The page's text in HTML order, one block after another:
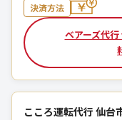
決済方法
ベアーズ代
こころ運転代行 仙台